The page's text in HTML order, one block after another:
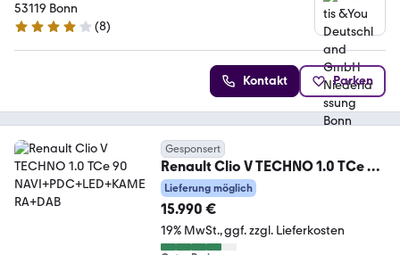
Bonn
53119 Bonn
4 Sterne
(8)
Kontakt Parken
Gesponsert
Renault Clio V TECHNO 1.0 TCe 90
NAVI+PDC+LED+KAMERA+DAB
Lieferung möglich
15.990 €
19% MwSt. ggf. zzgl. Lieferkosten